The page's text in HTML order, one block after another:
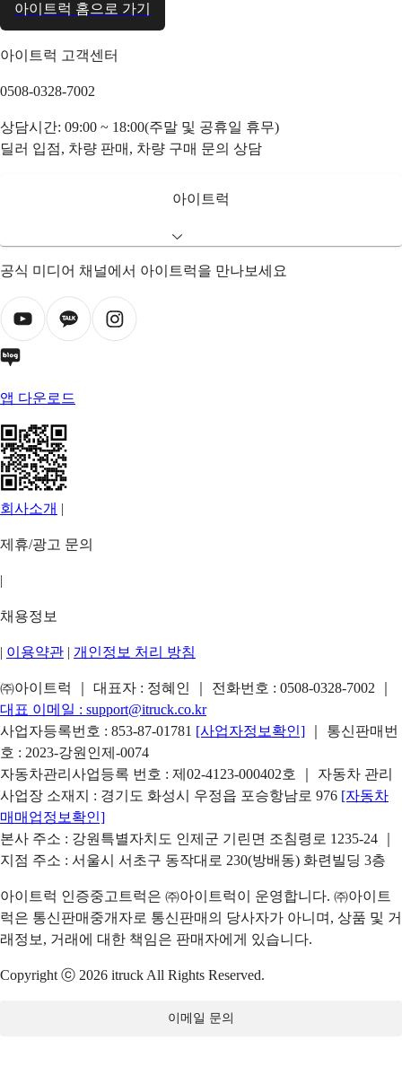
아이트럭 홈으로 가기
아이트럭 고객센터
0508-0328-7002
상담시간: 09:00 ~ 18:00(주말 및 공휴일 휴무)
딜러 입점, 차량 판매, 차량 구매 문의 상담
아이트럭
공식 미디어 채널에서 아이트럭을 만나보세요
앱 다운로드
회사소개 |
제휴/광고 문의
|
채용정보
| 이용약관 | 개인정보 처리 방침
㈜아이트럭 ｜ 대표자 : 정혜인 ｜ 전화번호 : 0508-0328-7002
대표 이메일 : support@itruck.co.kr
사업자등록번호 : 853-87-01781 [사업자정보확인]
｜ 통신판매번
호 : 2023-강원인제-0074
자동차관리사업등록 번호 : 제02-4123-000402호 ｜ 자동차 관리
사업장 소재지 : 경기도 화성시 우정읍 포승항남로 976 [자동차
매매업정보확인]
본사 주소 : 강원특별자치도 인제군 기린면 조침령로 1235-24 ｜
지점 주소 : 서울시 서초구 동작대로 230(방배동) 화련빌딩 3층
아이트럭 인증중고트럭은 ㈜아이트럭이 운영합니다. ㈜아이트
럭은 통신판매중개자로 통신판매의 당사자가 아니며, 상품 및 거
래정보, 거래에 대한 책임은 판매자에게 있습니다.
Copyright ⓒ 2026 itruck All Rights Reserved.
이메일 문의